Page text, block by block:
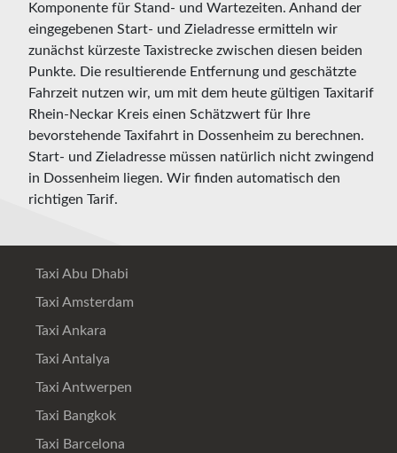
Komponente für Stand- und Wartezeiten. Anhand der
eingegebenen Start- und Zieladresse ermitteln wir
zunächst kürzeste Taxistrecke zwischen diesen beiden
Punkte. Die resultierende Entfernung und geschätzte
Fahrzeit nutzen wir, um mit dem heute gültigen Taxitarif
Rhein-Neckar Kreis einen Schätzwert für Ihre
bevorstehende Taxifahrt in Dossenheim zu berechnen.
Start- und Zieladresse müssen natürlich nicht zwingend
in Dossenheim liegen. Wir finden automatisch den
richtigen Tarif.
Taxi Abu Dhabi
Taxi Amsterdam
Taxi Ankara
Taxi Antalya
Taxi Antwerpen
Taxi Bangkok
Taxi Barcelona